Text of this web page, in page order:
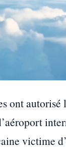
ont autorisé
victime